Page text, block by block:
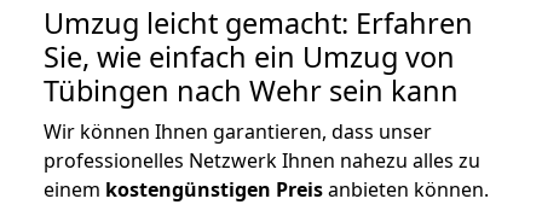
Umzug leicht gemacht: Erfahren
Sie, wie einfach ein Umzug von
Tübingen nach Wehr sein kann
Wir können Ihnen garantieren, dass unser
professionelles Netzwerk Ihnen nahezu alles zu
einem kostengünstigen Preisanbieten können.